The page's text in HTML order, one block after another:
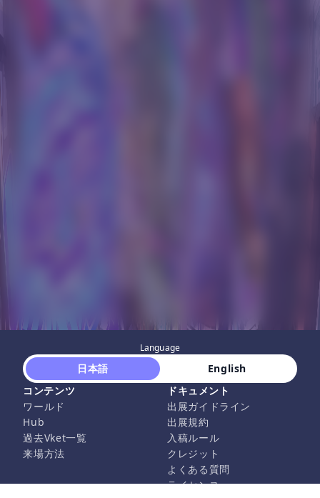
Language
日本語
English
コンテンツ
ワールド
Hub
過去Vket一覧
来場方法
ドキュメント
出展ガイドライン
出展規約
入稿ルール
クレジット
よくある質問
ライセンス